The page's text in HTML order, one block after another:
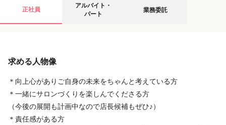
アルバイト・パートの募集要項
時給1,230円〜1,500円
◆時給+交通費+指名・店販手当+売り上げ歩合
*交通費支給は1万円まで
業務委託の募集要項
完全歩合24万円
業務内容により委託費用が変動します。
店舗名・勤務地
正社員
アルバイト・
パート
業務委託
求める人物像
＊向上心がありご自身の未来をちゃんと考えている方
＊一緒にサロンづくりを楽しんでくださる方
（今後の展開も計画中なので店長候補もぜひ♪）
＊責任感がある方